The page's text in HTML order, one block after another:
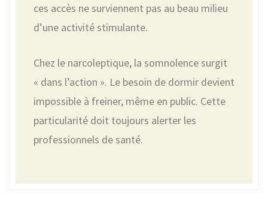
ces accès ne surviennent pas au beau milieu
d’une activité stimulante.
Chez le narcoleptique, la somnolence surgit
« dans l’action ». Le besoin de dormir devient
impossible à freiner, même en public. Cette
particularité doit toujours alerter les
professionnels de santé.